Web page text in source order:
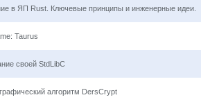
в ЯП Rust. Ключевые принципы и инженерные идеи.
Taurus
своей StdLibC
алгоритм DersCrypt